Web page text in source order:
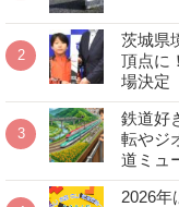
茨城県
頂点に
場決定
鉄道好
転やジ
道ミュ
2026年